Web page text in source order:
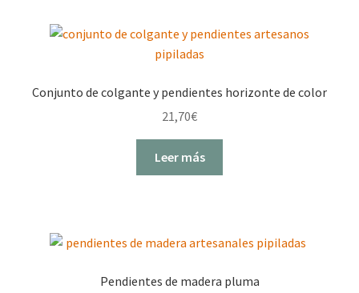
Las
pueden
Conjunto de colgante y pendientes horizonte de color
21,70€
Leer más
Pendientes de madera pluma